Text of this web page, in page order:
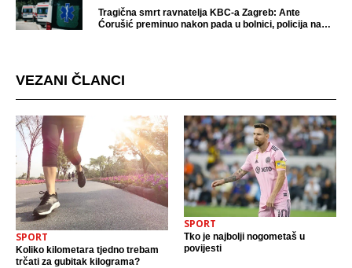
Tragična smrt ravnatelja KBC-a Zagreb: Ante
Ćorušić preminuo nakon pada u bolnici, policija na
VEZANI ČLANCI
SPORT
Koliko kilometara tjedno trebam
trčati za gubitak kilograma?
SPORT
Tko je najbolji nogometaš u
povijesti